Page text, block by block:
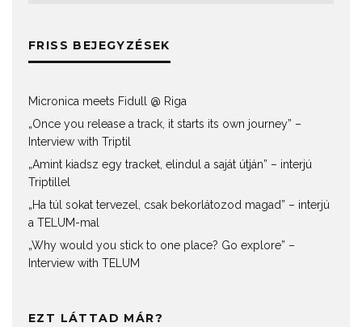
FRISS BEJEGYZÉSEK
Micronica meets Fidull @ Riga
„Once you release a track, it starts its own journey” –
Interview with Triptil
„Amint kiadsz egy tracket, elindul a saját útján” – interjú
Triptillel
„Ha túl sokat tervezel, csak bekorlátozod magad” – interjú
a TELUM-mal
„Why would you stick to one place? Go explore” –
Interview with TELUM
EZT LÁTTAD MÁR?